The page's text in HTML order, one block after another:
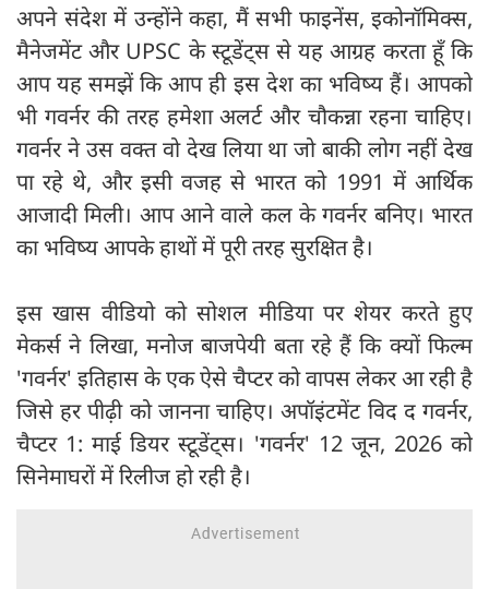
​अपने संदेश में उन्होंने कहा, मैं सभी फाइनेंस, इकोनॉमिक्स,
मैनेजमेंट और UPSC के स्टूडेंट्स से यह आग्रह करता हूँ कि
आप यह समझें कि आप ही इस देश का भविष्य हैं। आपको
भी गवर्नर की तरह हमेशा अलर्ट और चौकन्ना रहना चाहिए।
गवर्नर ने उस वक्त वो देख लिया था जो बाकी लोग नहीं देख
पा रहे थे, और इसी वजह से भारत को 1991 में आर्थिक
आजादी मिली। आप आने वाले कल के गवर्नर बनिए। भारत
का भविष्य आपके हाथों में पूरी तरह सुरक्षित है।
​इस खास वीडियो को सोशल मीडिया पर शेयर करते हुए
मेकर्स ने लिखा, मनोज बाजपेयी बता रहे हैं कि क्यों फिल्म
'गवर्नर' इतिहास के एक ऐसे चैप्टर को वापस लेकर आ रही है
जिसे हर पीढ़ी को जानना चाहिए। अपॉइंटमेंट विद द गवर्नर,
चैप्टर 1: माई डियर स्टूडेंट्स। 'गवर्नर' 12 जून, 2026 को
सिनेमाघरों में रिलीज हो रही है।